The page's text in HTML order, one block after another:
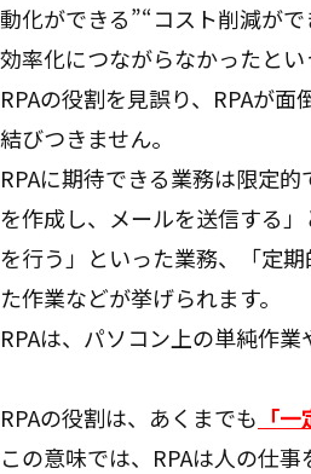
動化ができる”“コスト削減が
効率化につながらなかったとい
RPAの役割を見誤り、RPAが
結びつきません。
RPAに期待できる業務は限定
を作成し、メールを送信する
を行う」といった業務、「定
た作業などが挙げられます。
RPAは、パソコン上の単純作
RPAの役割は、あくまでも 「
この意味では、RPAは人の仕